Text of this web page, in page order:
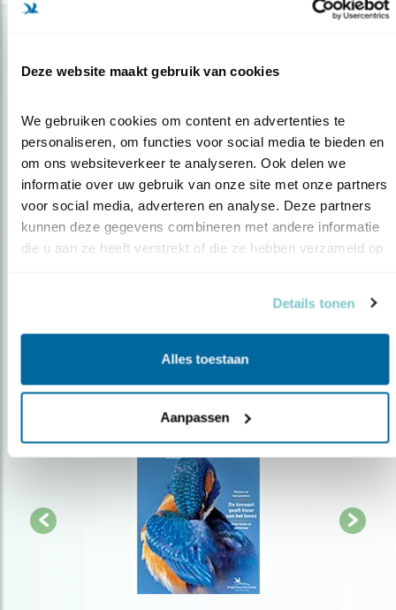
Deze website maakt gebruik van cookies
We gebruiken cookies om content en advertenties te
personaliseren, om functies voor social media te bieden en
om ons websiteverkeer te analyseren. Ook delen we
informatie over uw gebruik van onze site met onze partners
voor social media, adverteren en analyse. Deze partners
kunnen deze gegevens combineren met andere informatie
die u aan ze heeft verstrekt of die ze hebben verzameld op
Details tonen
Alles toestaan
Aanpassen
Op de hoogte blijven?
Meld je aan en ontvang nieuws, inspiratie, acties en tips
over vogels en activiteiten van Vogelbescherming.